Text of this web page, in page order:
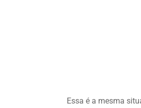
Essa é a mesma